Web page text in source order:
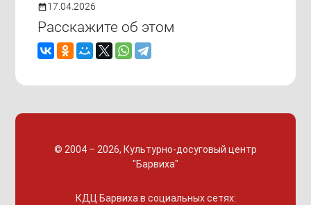
date_range17.04.2026
Расскажите об этом
© 2004 – 2026, Культурно-досуговый центр
"Барвиха"
КДЦ Барвиха в социальных сетях: